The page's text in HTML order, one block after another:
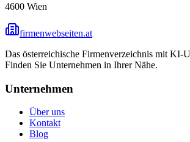
4600 Wien
firmenwebseiten.at
Das österreichische Firmenverzeichnis mit KI-
Finden Sie Unternehmen in Ihrer Nähe.
Unternehmen
Über uns
Kontakt
Blog